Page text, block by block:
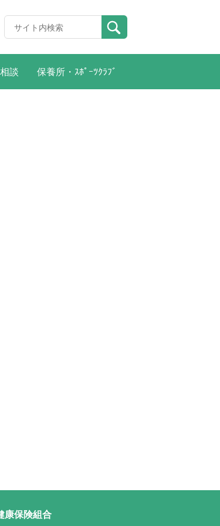
談 保養所・ｽﾎﾟｰﾂｸﾗﾌﾞ
康保険組合